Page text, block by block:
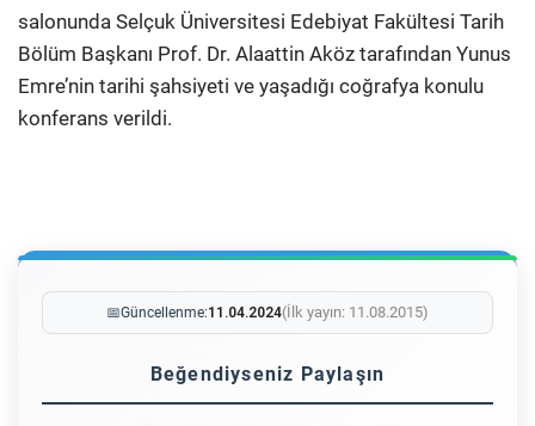
salonunda Selçuk Üniversitesi Edebiyat Fakültesi Tarih
Bölüm Başkanı Prof. Dr. Alaattin Aköz tarafından Yunus
Emre’nin tarihi şahsiyeti ve yaşadığı coğrafya konulu
konferans verildi.
📅Güncellenme:11.04.2024(İlk yayın: 11.08.2015)
Beğendiyseniz Paylaşın